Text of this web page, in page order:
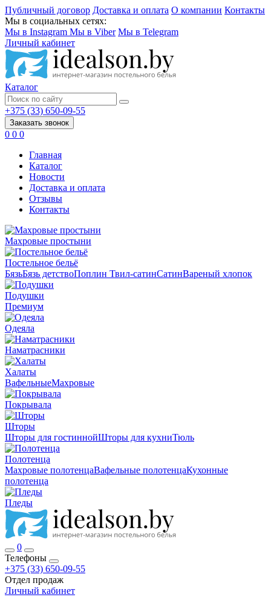
Публичный договор Доставка и оплата О компании Контакты
Мы в социальных сетях:
Мы в Instagram Мы в Viber Мы в Telegram
Личный кабинет
Каталог
+375 (33) 650-09-55
Заказать звонок
0 0 0
Главная
Каталог
Новости
Доставка и оплата
Отзывы
Контакты
Махровые простыни
Постельное бельё
БязьБязь детствоПоплин Твил-сатинСатинВареный хлопок
Подушки
Премиум
Одеяла
Наматрасники
Халаты
ВафельныеМахровые
Покрывала
Шторы
Шторы для гостиннойШторы для кухниТюль
Полотенца
Махровые полотенцаВафельные полотенцаКухонные
полотенца
Пледы
0
Телефоны
+375 (33) 650-09-55
Отдел продаж
Личный кабинет